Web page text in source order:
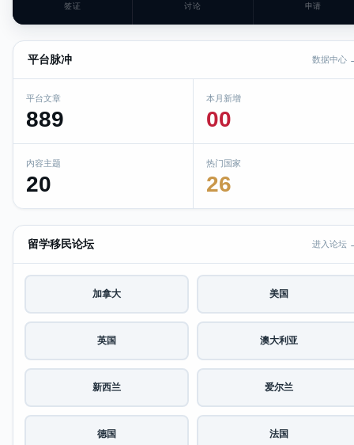
签证 讨论 申请
平台脉冲 数据中心
平台文章
889
本月新增
00
内容主题
20
热门国家
26
留学移民论坛 进入论坛
加拿大 美国
英国 澳大利亚
新西兰 爱尔兰
德国 法国